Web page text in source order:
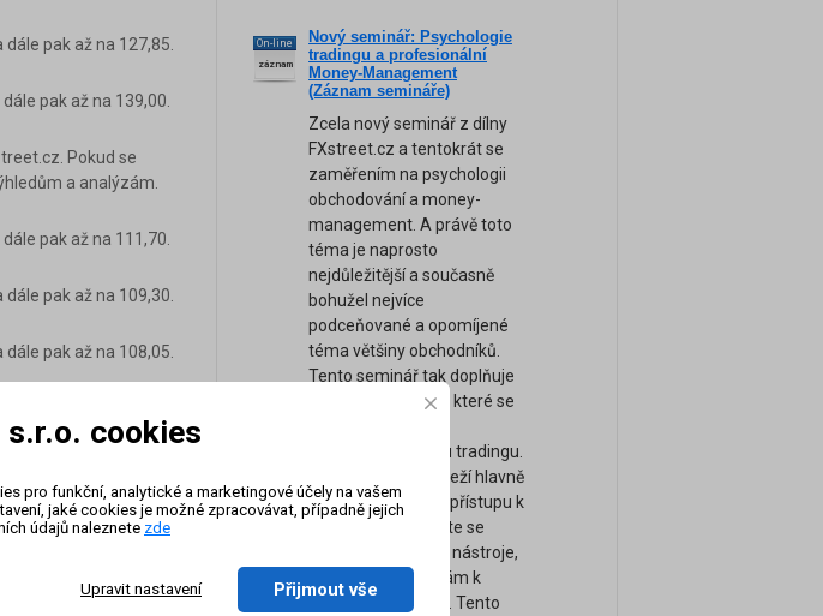
pak až na 127,85.
pak až na 139,00.
Pokud se
a analýzám.
pak až na 111,70.
pak až na 109,30.
pak až na 108,05.
pak až na 106,50.
Pokud se
a analýzám.
Pokud se
a analýzám.
On-line
záznam
Nový seminář: Psychologie
tradingu a profesionální
Money-Management
(Záznam semináře)
Zcela nový seminář z dílny
FXstreet.cz a tentokrát se
zaměřením na psychologii
obchodování a money-
management. A právě toto
téma je naprosto
nejdůležitější a současně
bohužel nejvíce
podceňované a opomíjené
téma většiny obchodníků.
Tento seminář tak doplňuje
naše ostatní kurzy, které se
technickou stránku tradingu.
Úspěch tradera záleží hlavně
na jeho psychice a přístupu k
obchodování. Přijďte se
naučit ty nejsilnější nástroje,
tipy a rady, které vám k
úspěchu pomohou. Tento
cookies
pro funkční, analytické a marketingové účely na vašem
jaké cookies je možné zpracovávat, případně jejich
údajů naleznete zde
Upravit nastavení Přijmout vše